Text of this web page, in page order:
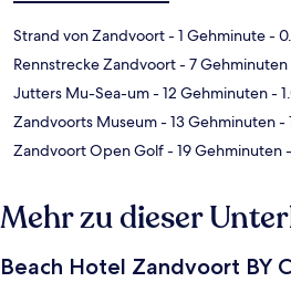
Strand von Zandvoort- 1 Gehminute-
Rennstrecke Zandvoort- 7 Gehminuten
Jutters Mu-Sea-um- 12 Gehminuten-
Zandvoorts Museum- 13 Gehminuten-
Zandvoort Open Golf- 19 Gehminuten
Mehr zu dieser
Beach Hotel Zandvoort BY